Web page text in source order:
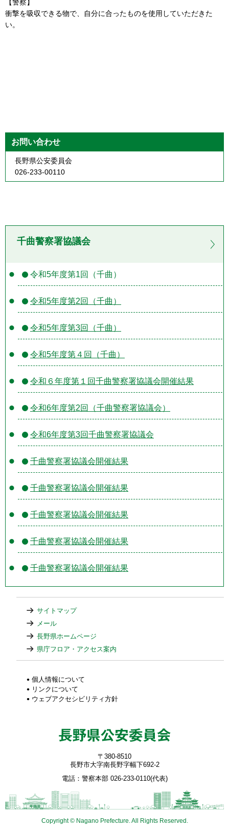
【警察】
衝撃を吸収できる物で、自分に合ったものを使用していただきた
い。
お問い合わせ
長野県公安委員会
026-233-00110
千曲警察署協議会
令和5年度第1回（千曲）
令和5年度第2回（千曲）
令和5年度第3回（千曲）
令和5年度第４回（千曲）
令和６年度第１回千曲警察署協議会開催結果
令和6年度第2回（千曲警察署協議会）
令和6年度第3回千曲警察署協議会
千曲警察署協議会開催結果
千曲警察署協議会開催結果
千曲警察署協議会開催結果
千曲警察署協議会開催結果
千曲警察署協議会開催結果
サイトマップ
メール
長野県ホームページ
県庁フロア・アクセス案内
個人情報について
リンクについて
ウェブアクセシビリティ方針
〒380-8510
長野市大字南長野字幅下692-2
電話：警察本部 026-233-0110(代表)
Copyright © Nagano Prefecture. All Rights Reserved.